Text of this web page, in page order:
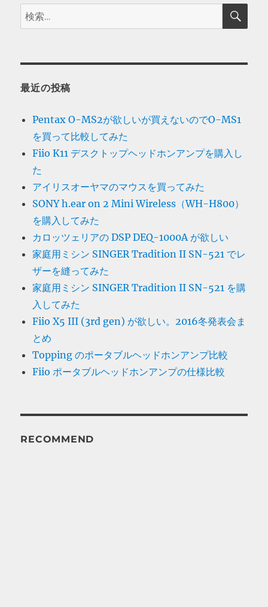
検
索:
検
最近の投稿
Pentax O-MS2が欲しいが買えないのでO-MS1
を買って比較してみた
Fiio K11 デスクトップヘッドホンアンプを購入し
た
アイリスオーヤマのマウスを買ってみた
SONY h.ear on 2 Mini Wireless（WH-H800）
を購入してみた
カロッツェリアの DSP DEQ-1000A が欲しい
家庭用ミシン SINGER Tradition II SN-521 でレ
ザーを縫ってみた
家庭用ミシン SINGER Tradition II SN-521 を購
入してみた
Fiio X5 III (3rd gen) が欲しい。2016冬発表会ま
とめ
Topping のポータブルヘッドホンアンプ比較
Fiio ポータブルヘッドホンアンプの仕様比較
RECOMMEND